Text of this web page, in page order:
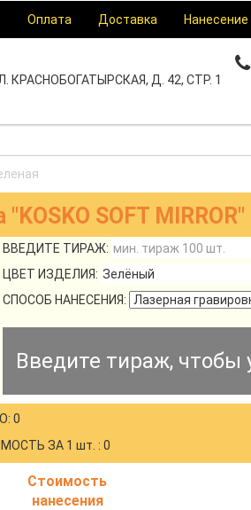
Оплата Доставка Нанесение
КРАСНОБОГАТЫРСКАЯ, Д. 42, СТР. 1
"KOSKO SOFT
ВВЕДИТЕ ТИРАЖ:
ЦВЕТ ИЗДЕЛИЯ:
СПОСОБ НАНЕСЕНИЯ:
Введите тираж, чтобы
0
ЗА 1 шт. : 0
Стоимость
нанесения